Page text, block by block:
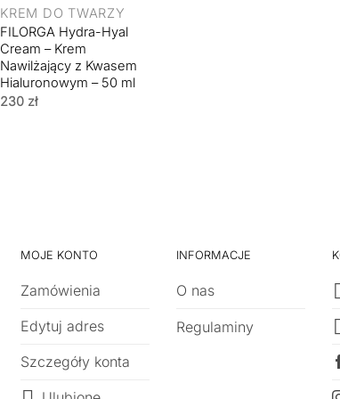
KREM DO TWARZY
FILORGA Hydra-Hyal
Cream – Krem
Nawilżający z Kwasem
Hialuronowym – 50 ml
230 zł
MOJE KONTO
Zamówienia
Edytuj adres
Szczegóły konta
INFORMACJE
O nas
Regulaminy